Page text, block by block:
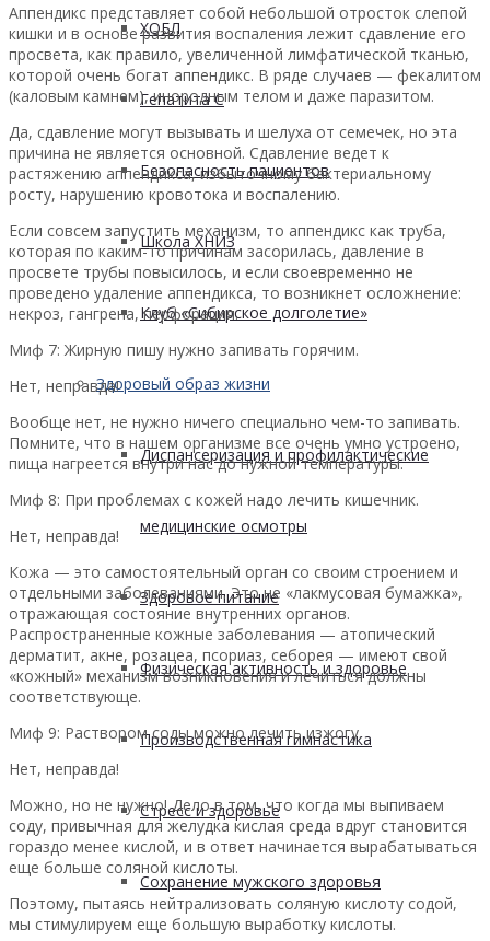
ХОБЛ
Гепатита С
Безопасность пациентов
Школа ХНИЗ
Клуб «Сибирское долголетие»
Здоровый образ жизни
Диспансеризация и профилактические
медицинские осмотры
Здоровое питание
Физическая активность и здоровье
Производственная гимнастика
Стресс и здоровье
Сохранение мужского здоровья
Аппендикс представляет собой небольшой отросток слепой
кишки и в основе развития воспаления лежит сдавление его
просвета, как правило, ​увеличенной лимфатической тканью,
которой очень богат аппендикс. В ряде случаев — фекалитом
(каловым камнем), инородным телом и даже паразитом.
Да, сдавление могут вызывать и шелуха от семечек, но эта
причина не является основной. Сдавление ведет к
растяжению аппендикса, избыточному бактериальному
росту, нарушению кровотока и воспалению.
Если совсем запустить механизм, то аппендикс как труба,
которая по каким-то причинам засорилась, давление в
просвете трубы повысилось, и если своевременно не
проведено удаление аппендикса, то возникнет осложнение:
некроз, гангрена, перфорация.​
Миф 7: Жирную пишу нужно запивать горячим.
Нет, неправда!
Вообще нет, не нужно ничего специально чем-то запивать.
Помните, что в нашем организме все очень умно устроено,
пища нагреется внутри нас до нужной температуры.
Миф 8: При проблемах с кожей надо лечить кишечник.
Нет, неправда!
Кожа — это самостоятельный орган со своим строением и
отдельными заболеваниями. Это не «лакмусовая бумажка»,
отражающая состояние внутренних органов.
Распространенные кожные заболевания — атопический
дерматит, акне, розацеа, псориаз, себорея — имеют свой
«кожный» механизм возникновения и лечиться должны
соответствующе.
Миф 9: Раствором соды можно лечить изжогу.
Нет, неправда!
Можно, но не нужно! Дело в том, что когда мы выпиваем
соду, привычная для желудка кислая среда вдруг становится
гораздо менее кислой, и в ответ начинается вырабатываться
еще больше соляной кислоты.
Поэтому, пытаясь нейтрализовать соляную кислоту содой,
мы стимулируем еще большую выработку кислоты.